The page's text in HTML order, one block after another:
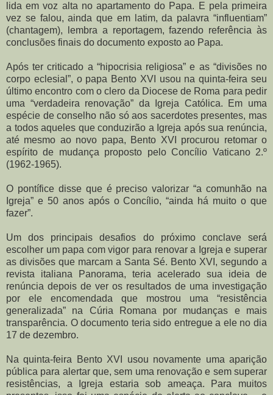
lida em voz alta no apartamento do Papa. E pela primeira
vez se falou, ainda que em latim, da palavra “influentiam”
(chantagem), lembra a reportagem, fazendo referência às
conclusões finais do documento exposto ao Papa.
Após ter criticado a “hipocrisia religiosa” e as “divisões no
corpo eclesial”, o papa Bento XVI usou na quinta-feira seu
último encontro com o clero da Diocese de Roma para pedir
uma “verdadeira renovação” da Igreja Católica. Em uma
espécie de conselho não só aos sacerdotes presentes, mas
a todos aqueles que conduzirão a Igreja após sua renúncia,
até mesmo ao novo papa, Bento XVI procurou retomar o
espírito de mudança proposto pelo Concílio Vaticano 2.º
(1962-1965).
O pontífice disse que é preciso valorizar “a comunhão na
Igreja” e 50 anos após o Concílio, “ainda há muito o que
fazer”.
Um dos principais desafios do próximo conclave será
escolher um papa com vigor para renovar a Igreja e superar
as divisões que marcam a Santa Sé. Bento XVI, segundo a
revista italiana Panorama, teria acelerado sua ideia de
renúncia depois de ver os resultados de uma investigação
por ele encomendada que mostrou uma “resistência
generalizada” na Cúria Romana por mudanças e mais
transparência. O documento teria sido entregue a ele no dia
17 de dezembro.
Na quinta-feira Bento XVI usou novamente uma aparição
pública para alertar que, sem uma renovação e sem superar
resistências, a Igreja estaria sob ameaça. Para muitos